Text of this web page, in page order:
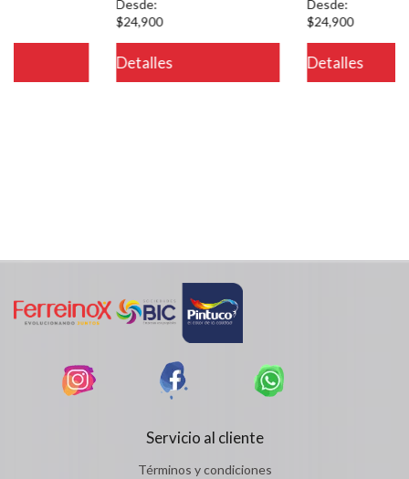
Servicio al cliente
Términos y condiciones